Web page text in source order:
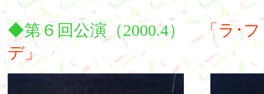
◆第６回公演（2000.4）
「ラ･
デ」